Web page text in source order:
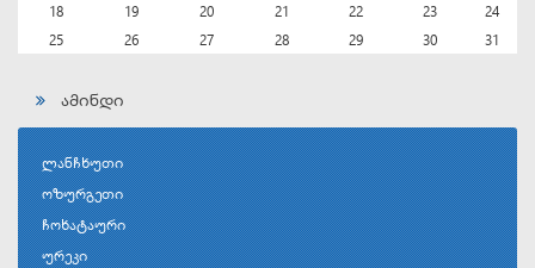
18
19 20 21 22 23
24
25
26 27 28 29 30 31
ამინდი
ლანჩხუთი
ოზურგეთი
ჩოხატაური
ურეკი